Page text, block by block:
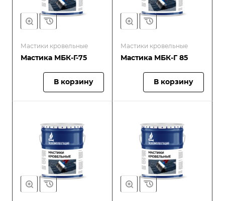
Мастики кровельные
Мастика МБК-Г-75
В корзину
Мастики кровельные
Мастика МБК-Г 85
В корзину